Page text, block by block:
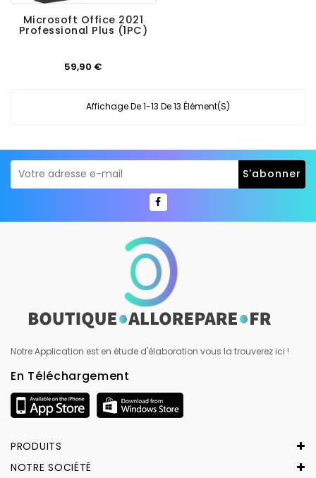
Microsoft Office 2021
Professional Plus (1PC)
59,90 €
Affichage De 1-13 De 13 Élément(s)
Notre Application est en étude d'élaboration vous la trouverez ici !
En Téléchargement
PRODUITS
NOTRE SOCIÉTÉ